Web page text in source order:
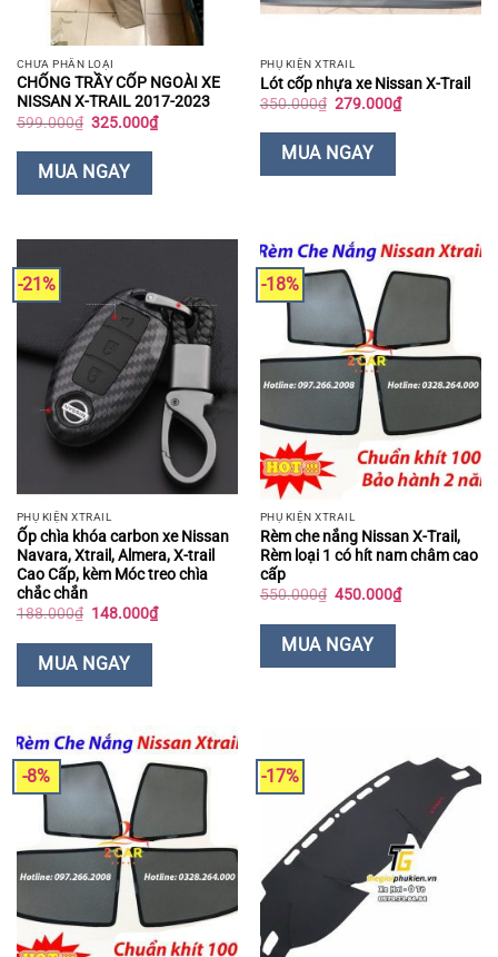
CHƯA PHÂN LOẠI
CHỐNG TRẦY CỐP NGOÀI XE
NISSAN X-TRAIL 2017-2023
599.000₫ Giá
là:
599.000₫.
325.000₫Giá
hiện
MUA NGAY
PHỤ KIỆN XTRAIL
Lót cốp nhựa xe Nissan X-Trail
350.000₫ Giá
là:
350.000₫.
279.000₫Giá
hiện
MUA NGAY
-21%
PHỤ KIỆN XTRAIL
Ốp chìa khóa carbon xe Nissan
Navara, Xtrail, Almera, X-trail
Cao Cấp, kèm Móc treo chìa
chắc chắn
188.000₫ Giá
là:
188.000₫.
148.000₫Giá
hiện
MUA NGAY
-18%
PHỤ KIỆN XTRAIL
Rèm che nắng Nissan X-Trail,
Rèm loại 1 có hít nam châm cao
cấp
550.000₫ Giá
là:
550.000₫.
450.000₫Giá
hiện
MUA NGAY
-8% -17%